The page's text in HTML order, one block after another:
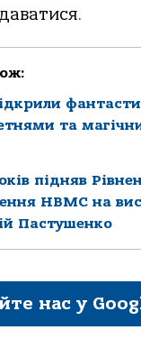
та
підняв
НВМС на
Пастушенко
нас у